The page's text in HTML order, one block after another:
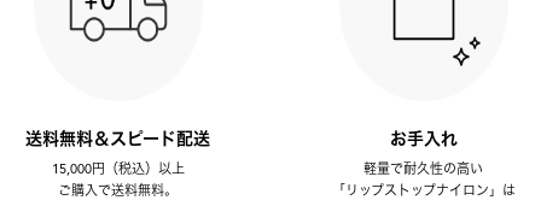
送料無料＆スピード配送
15,000円（税込）以上
ご購入で送料無料。
お手入れ
軽量で耐久性の高い
「リップストップナイロン」は